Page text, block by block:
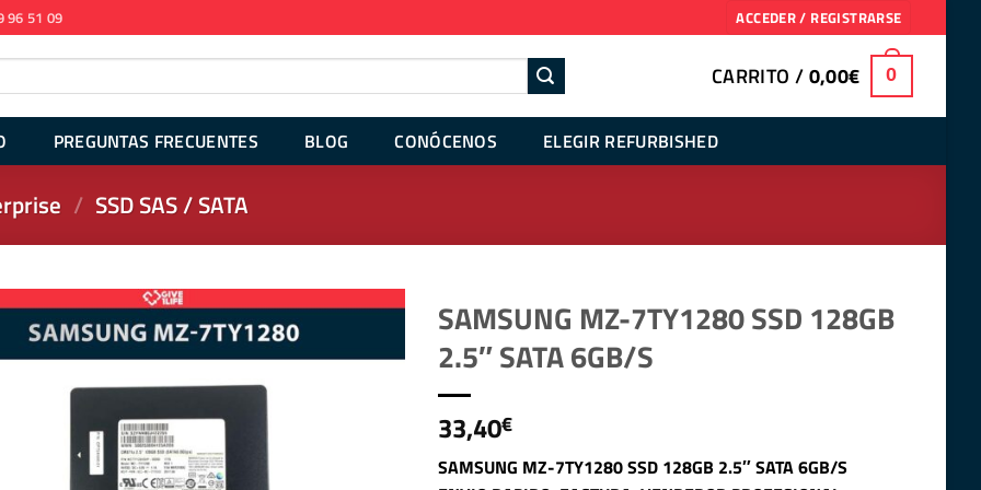
96 51 09 ACCEDER / REGISTRARSE
CARRITO /0,00€ 0
PREGUNTAS FRECUENTES BLOG CONÓCENOS ELEGIR REFURBISHED
/ SSD SAS / SATA
SAMSUNG MZ-7TY1280 SSD 128GB
2.5″ SATA 6GB/S
33,40€
SAMSUNG MZ-7TY1280 SSD 128GB 2.5″ SATA 6GB/S